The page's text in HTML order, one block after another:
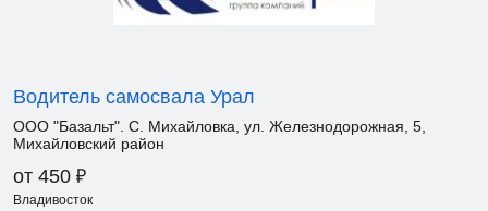
Водитель самосвала Урал
ООО "Базальт". С. Михайловка, ул. Железнодорожная, 5,
Михайловский район
от 450 ₽
Владивосток